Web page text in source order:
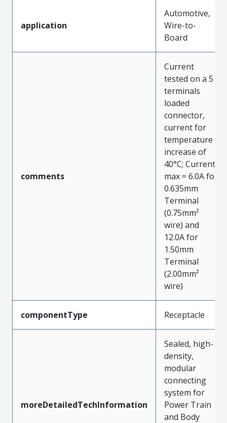
application
Automotive,
Wire-to-
Board
comments
Current
tested on a 5
terminals
loaded
connector,
current for
temperature
increase of
40°C; Current
max = 6.0A for
0.635mm
Terminal
(0.75mm²
wire) and
12.0A for
1.50mm
Terminal
(2.00mm²
wire)
componentType Receptacle
moreDetailedTechInformation
Sealed, high-
density,
modular
connecting
system for
Power Train
and Body